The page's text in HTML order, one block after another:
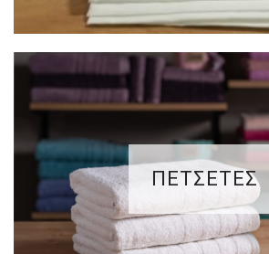
ΠΕΤΣΕΤΕΣ